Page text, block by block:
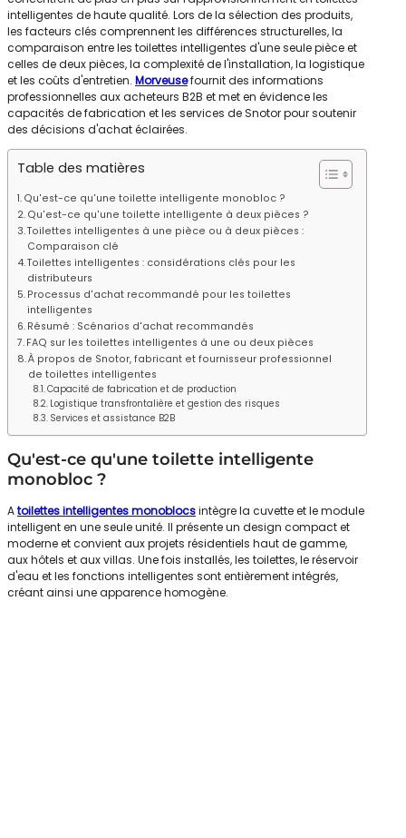
intelligentes de haute qualité. Lors de la sélection des produits,
les facteurs clés comprennent les différences structurelles, la
comparaison entre les toilettes intelligentes d'une seule pièce et
celles de deux pièces, la complexité de l'installation, la logistique
et les coûts d'entretien. Morveusefournit des informations
professionnelles aux acheteurs B2B et met en évidence les
capacités de fabrication et les services de Snotor pour soutenir
des décisions d'achat éclairées.
Table des matières
Qu'est-ce qu'une toilette intelligente monobloc ?
Qu'est-ce qu'une toilette intelligente à deux pièces ?
Toilettes intelligentes à une pièce ou à deux pièces :
Comparaison clé
Toilettes intelligentes : considérations clés pour les
distributeurs
Processus d'achat recommandé pour les toilettes
intelligentes
Résumé : Scénarios d'achat recommandés
FAQ sur les toilettes intelligentes à une ou deux pièces
À propos de Snotor, fabricant et fournisseur professionnel
de toilettes intelligentes
Capacité de fabrication et de production
Logistique transfrontalière et gestion des risques
Services et assistance B2B
Qu'est-ce qu'une toilette intelligente
monobloc ?
Atoilettes intelligentes monoblocsintègre la cuvette et le module
intelligent en une seule unité. Il présente un design compact et
moderne et convient aux projets résidentiels haut de gamme,
aux hôtels et aux villas. Une fois installés, les toilettes, le réservoir
d'eau et les fonctions intelligentes sont entièrement intégrés,
créant ainsi une apparence homogène.